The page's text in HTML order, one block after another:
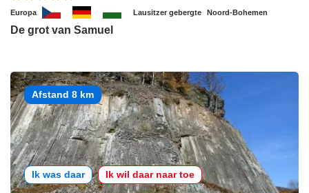
Europa Lausitzer gebergte Noord-Bohemen
De grot van Samuel
Afstand 8 km
Ik was daar Ik wil daar naar toe